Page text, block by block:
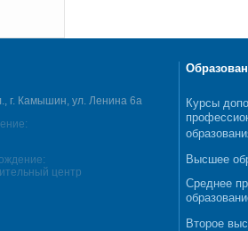
г. Камышин, ул. Ленина 6а
центр
Курсы
Высшее
Среднее
Второе